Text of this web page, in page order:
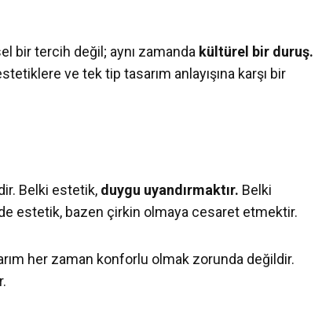
bir tercih değil; aynı zamanda kültürel bir duruş.
ve tek tip tasarım anlayışına karşı bir
Belki estetik, duygu uyandırmaktır. Belki
de estetik, bazen çirkin olmaya cesaret etmektir.
her zaman konforlu olmak zorunda değildir.